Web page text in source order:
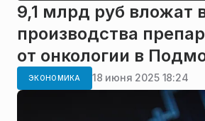
9,1 млрд руб вложат
производства
от онкологии в
ЭКОНОМИКА 18 июня 2025 18:24